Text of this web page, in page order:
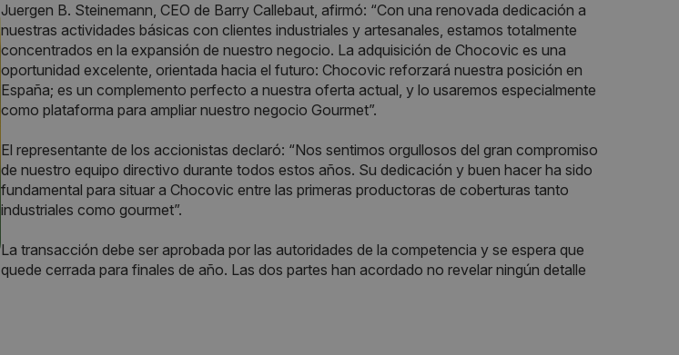
Juergen B. Steinemann, CEO de Barry Callebaut, afirmó: “Con una renovada dedicación a
nuestras actividades básicas con clientes industriales y artesanales, estamos totalmente
concentrados en la expansión de nuestro negocio. La adquisición de Chocovic es una
oportunidad excelente, orientada hacia el futuro: Chocovic reforzará nuestra posición en
España; es un complemento perfecto a nuestra oferta actual, y lo usaremos especialmente
como plataforma para ampliar nuestro negocio Gourmet”.
El representante de los accionistas declaró: “Nos sentimos orgullosos del gran compromiso
de nuestro equipo directivo durante todos estos años. Su dedicación y buen hacer ha sido
fundamental para situar a Chocovic entre las primeras productoras de coberturas tanto
industriales como gourmet”.
La transacción debe ser aprobada por las autoridades de la competencia y se espera que
quede cerrada para finales de año. Las dos partes han acordado no revelar ningún detalle